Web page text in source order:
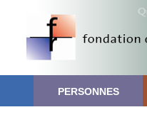
PERSONNES